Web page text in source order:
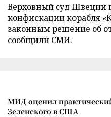
Верховный суд Швеции
конфискации корабля
законным решение об
сообщили СМИ.
МИД оценил
Зеленского в США